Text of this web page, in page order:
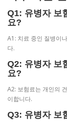
Q1: 유병자 보
요?
A1: 치료 중인 질병이
다.
Q2: 유병자 보
요?
A2: 보험료는 개인의
이합니다.
Q3: 유병자 보